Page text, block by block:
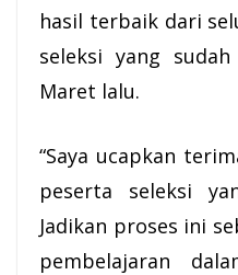
hasil terbaik dari
seleksi yang
Maret lalu.
“Saya ucapkan
peserta seleksi
Jadikan proses ini
pembelajaran